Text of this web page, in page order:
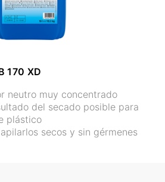
170 XD
neutro muy concentrado
del secado posible para
plástico
secos y sin gérmenes